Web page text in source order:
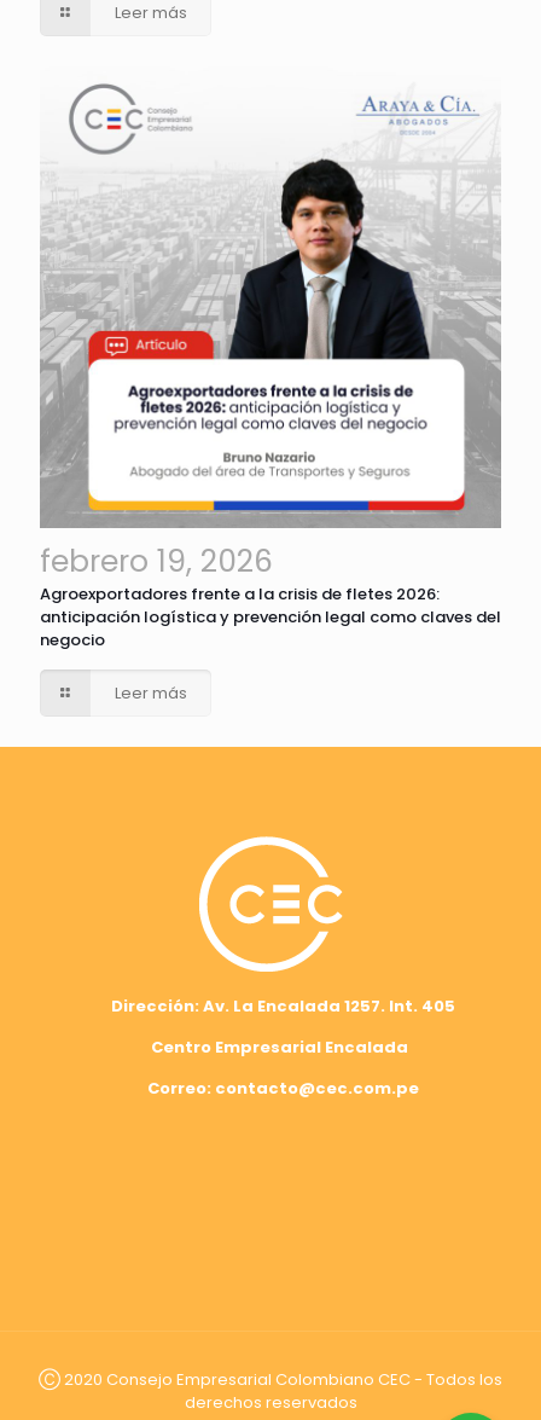
Leer más
febrero 19, 2026
Agroexportadores frente a la crisis de fletes 2026:
anticipación logística y prevención legal como claves del
negocio
Leer más
Dirección: Av. La Encalada 1257. Int. 405
Centro Empresarial Encalada
Correo: contacto@cec.com.pe
Ⓒ 2020 Consejo Empresarial Colombiano CEC - Todos los
derechos reservados